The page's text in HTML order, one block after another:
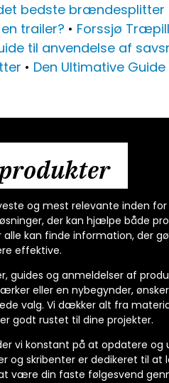
bedste brændesplitter
trailer? • Forssjø
til anvendelse af
• Den Ultimative
og mest relevante inden for
der kan hjælpe både
kan finde information, der
effektive.
guides og anmeldelser af
eller en nybegynder,
valg. Vi dækker alt fra
godt rustet til dine projekter.
vi konstant på at opdatere og
og skribenter er dedikeret til at
være din faste følgesvend